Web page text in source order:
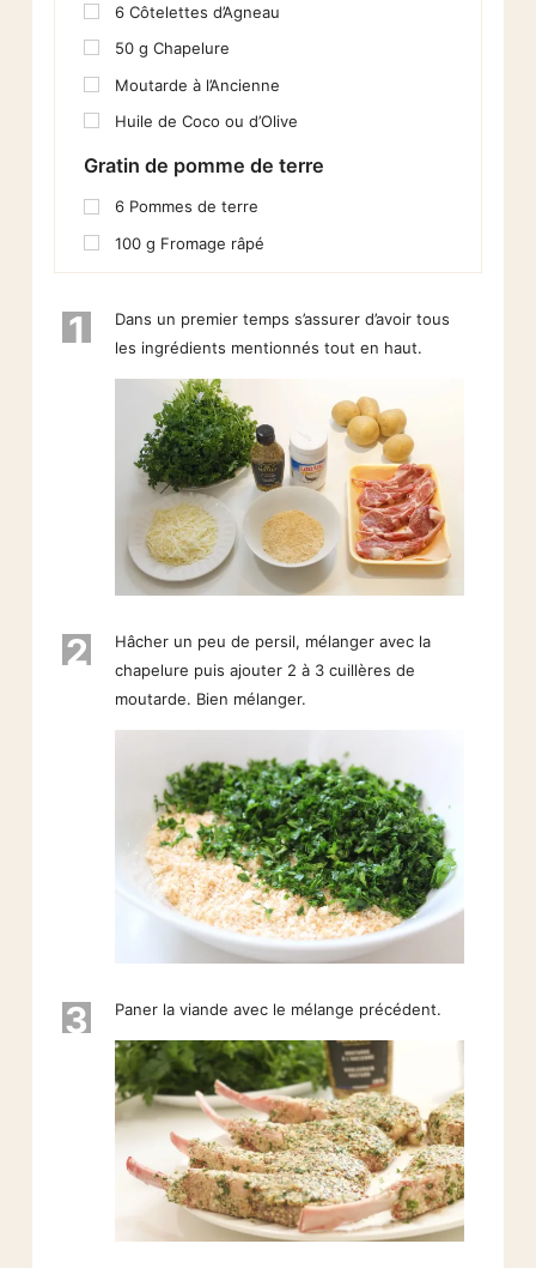
6 Côtelettes d’Agneau
50 g Chapelure
Moutarde à l’Ancienne
Huile de Coco ou d’Olive
Gratin de pomme de terre
6 Pommes de terre
100 g Fromage râpé
1
Dans un premier temps s’assurer d’avoir tous
les ingrédients mentionnés tout en haut.
2
Hâcher un peu de persil, mélanger avec la
chapelure puis ajouter 2 à 3 cuillères de
moutarde. Bien mélanger.
3 Paner la viande avec le mélange précédent.